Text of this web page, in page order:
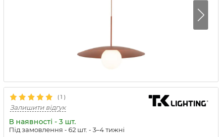
( 1 )
Залишити відгук
В наявності - 3 шт.
Під замовлення - 62 шт. - 3–4 тижні